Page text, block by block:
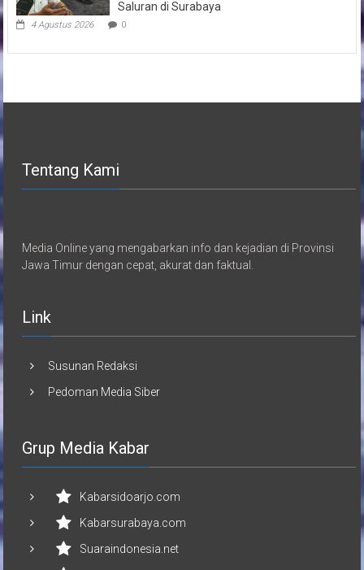
Saluran di Surabaya
4 Agustus 2026 0
Tentang Kami
Media Online yang mengabarkan info dan kejadian di Provinsi
Jawa Timur dengan cepat, akurat dan faktual.
Link
Susunan Redaksi
Pedoman Media Siber
Grup Media Kabar
Kabarsidoarjo.com
Kabarsurabaya.com
Suaraindonesia.net